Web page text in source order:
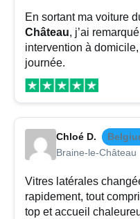
En sortant ma voiture
Château, j’ai
intervention à
journée.
Chloé D.
Braine-le-Château
Vitres latérales
rapidement, tout
top et accueil